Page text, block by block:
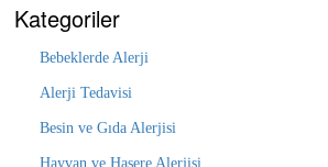
Alerjiden kurtulmak isterseniz
alerjiye neden olan etken
maddeden uzak durmanız
gerekir.
Kategoriler
Bebeklerde Alerji
Alerji Tedavisi
Besin ve Gıda Alerjisi
Hayvan ve Haşere Alerjisi